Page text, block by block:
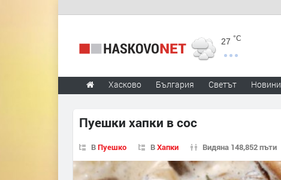
27 °C
Хасково България Светът Новини
Пуешки хапки в сос
ВПуешко ВХапки Видяна 148,852 пъти